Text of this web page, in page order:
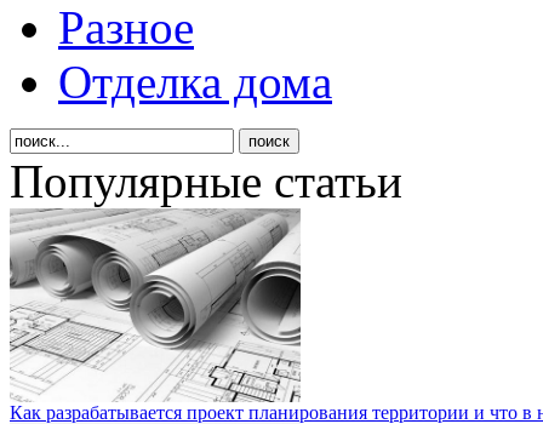
Разное
Отделка дома
Популярные статьи
Как разрабатывается проект планирования территории и что в